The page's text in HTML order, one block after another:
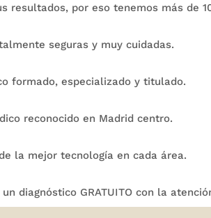
resultados, por eso tenemos más de
seguras y muy cuidadas.
formado, especializado y titulado.
reconocido en Madrid centro.
la mejor tecnología en cada área.
diagnóstico GRATUITO con la